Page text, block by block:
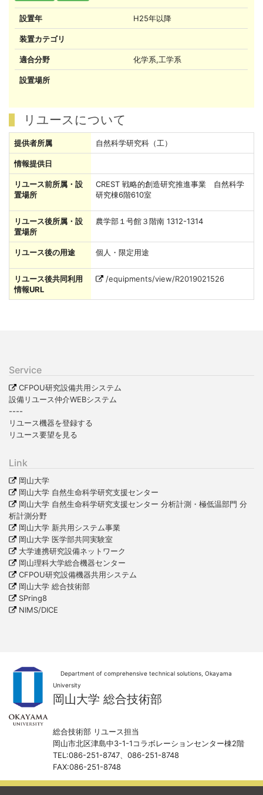
設置年 H25年以降
装置カテゴリ
適合分野 化学系,工学系
設置場所
リユースについて
提供者所属 自然科学研究科（工）
情報提供日
リユース前所属・設
置場所
CREST 戦略的創造研究推進事業 自然科学
研究棟6階610室
リユース後所属・設
置場所
農学部１号館３階南 1312-1314
リユース後の用途 個人・限定用途
リユース後共同利用
情報URL
/equipments/view/R2019021526
Service
CFPOU研究設備共用システム
設備リユース仲介WEBシステム
----
リユース機器を登録する
リユース要望を見る
Link
岡山大学
岡山大学 自然生命科学研究支援センター
岡山大学 自然生命科学研究支援センター 分析計測・極低温部門 分
析計測分野
岡山大学 新共用システム事業
岡山大学 医学部共同実験室
大学連携研究設備ネットワーク
岡山理科大学総合機器センター
CFPOU研究設備機器共用システム
岡山大学 総合技術部
SPring8
NIMS/DICE
Department of comprehensive technical solutions, Okayama
University
岡山大学 総合技術部
総合技術部 リユース担当
岡山市北区津島中3-1-1コラボレーションセンター棟2階
TEL:086-251-8747、086-251-8748
FAX:086-251-8748